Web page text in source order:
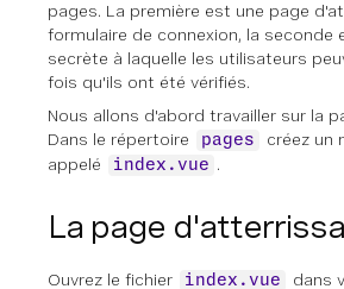
pages. La première est une page
formulaire de connexion, la seconde
secrète à laquelle les utilisateurs
fois qu'ils ont été vérifiés.
Nous allons d'abord travailler sur la
Dans le répertoire
pages
créez un
appelé
index.vue .
La page
Ouvrez le fichier index.vue
dans